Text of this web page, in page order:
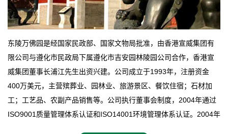
东陵万佛园是经国家民政部、国家文物局批准，由香港宣威集团有
限公司与遵化市民政局下属遵化市吉安园林陵园公司合作，香港宣
威集团董事长浦江先生出资兴建。公司成立于1993年，注册资金
400万美元，主营殡葬业、园林业、旅游景区、餐饮住宿；石材加
工；工艺品、农副产品销售等。公司执行董事会制度，2004年通过
ISO9001质量管理体系认证和ISO14001环境管理体系认证。2004年